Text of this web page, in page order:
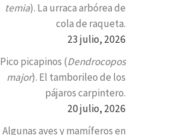
temia). La urraca arbórea de
cola de raqueta.
23 julio, 2026
Pico picapinos (Dendrocopos
major). El tamborileo de los
pájaros carpintero.
20 julio, 2026
Algunas aves y mamíferos en